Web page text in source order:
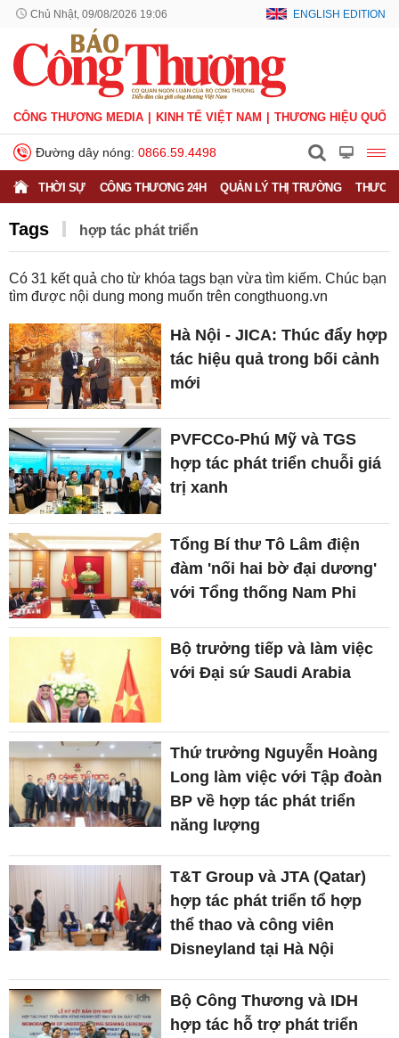
Chủ Nhật, 09/08/2026 19:06 ENGLISH EDITION
CÔNG THƯƠNG MEDIA KINH TẾ VIỆT NAM THƯƠNG HIỆU QUỐC
Đường dây nóng: 0866.59.4498
THỜI SỰ CÔNG THƯƠNG 24H QUẢN LÝ THỊ TRƯỜNG
Tags hợp tác phát triển
Có 31 kết quả cho từ khóa tags bạn vừa tìm kiếm. Chúc bạn
tìm được nội dung mong muốn trên congthuong.vn
Hà Nội - JICA: Thúc đẩy hợp
tác hiệu quả trong bối cảnh
mới
PVFCCo-Phú Mỹ và TGS
hợp tác phát triển chuỗi giá
trị xanh
Tổng Bí thư Tô Lâm điện
đàm 'nối hai bờ đại dương'
với Tổng thống Nam Phi
Bộ trưởng tiếp và làm việc
với Đại sứ Saudi Arabia
Thứ trưởng Nguyễn Hoàng
Long làm việc với Tập đoàn
BP về hợp tác phát triển
năng lượng
T&T Group và JTA (Qatar)
hợp tác phát triển tổ hợp
thể thao và công viên
Disneyland tại Hà Nội
Bộ Công Thương và IDH
hợp tác hỗ trợ phát triển